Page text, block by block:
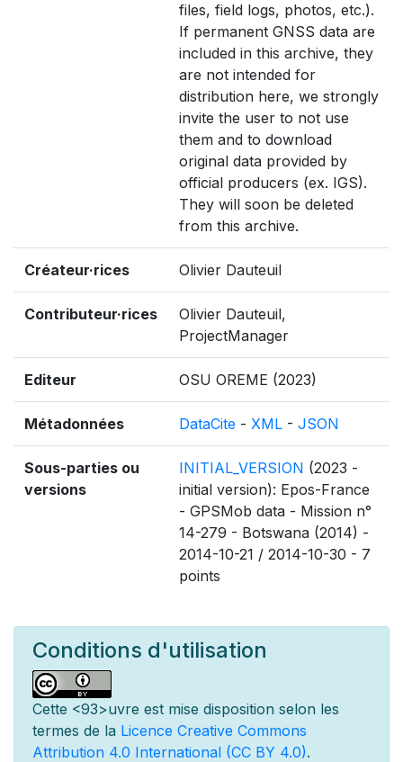
files, field logs, photos, etc.).
If permanent GNSS data are
included in this archive, they
are not intended for
distribution here, we strongly
invite the user to not use
them and to download
original data provided by
official producers (ex. IGS).
They will soon be deleted
from this archive.
Créateur·rices Olivier Dauteuil
Contributeur·rices
Olivier Dauteuil,
ProjectManager
Editeur OSU OREME (2023)
Métadonnées DataCite - XML - JSON
Sous-parties ou
versions
INITIAL_VERSION (2023 -
initial version): Epos-France
- GPSMob data - Mission n°
14-279 - Botswana (2014) -
2014-10-21 / 2014-10-30 - 7
points
Conditions d'utilisation
Cette <93>uvre est mise disposition selon les
termes de la Licence Creative Commons
Attribution 4.0 International (CC BY 4.0).